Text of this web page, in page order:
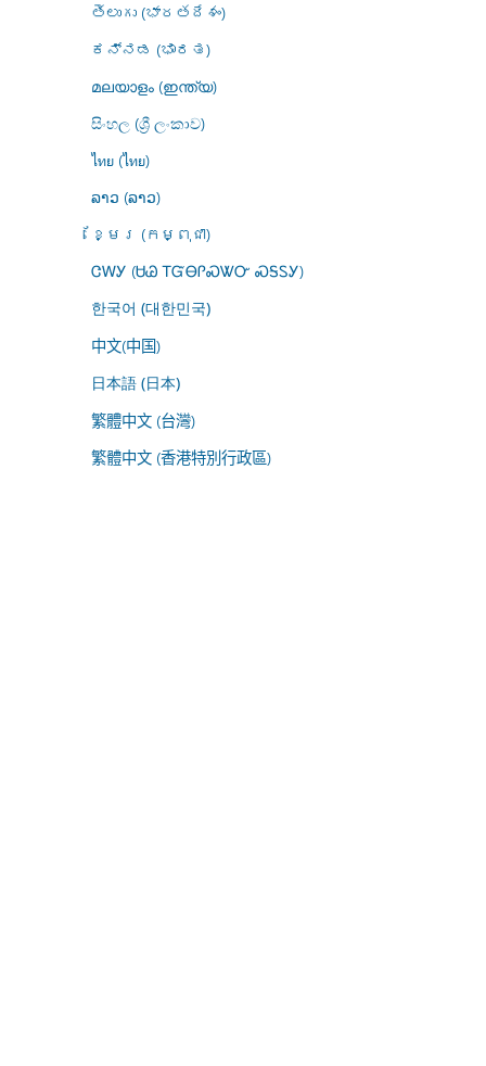
తెలుగు (భారతదేశం)
ಕನ್ನಡ (ಭಾರತ)
മലയാളം (ഇന്ത്യ)
සිංහල (ශ්‍රී ලංකාව)
ไทย (ไทย)
ລາວ (ລາວ)
ខ្មែរ (កម្ពុជា)
ᏣᎳᎩ (ᏌᏊ ᎢᏳᎾᎵᏍᏔᏅ ᏍᎦᏚᎩ)
한국어 (대한민국)
中文(中国)
日本語 (日本)
繁體中文 (台灣)
繁體中文 (香港特別行政區)